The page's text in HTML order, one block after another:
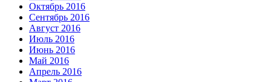
Октябрь 2016
Сентябрь 2016
Август 2016
Июль 2016
Июнь 2016
Май 2016
Апрель 2016